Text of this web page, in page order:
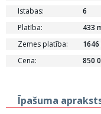
Istabas:
6
Platība:
433
Zemes platība:
1646
Cena:
850
Īpašuma